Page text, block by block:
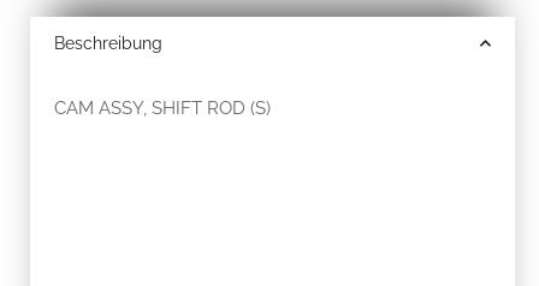
Beschreibung
CAM ASSY, SHIFT ROD (S)